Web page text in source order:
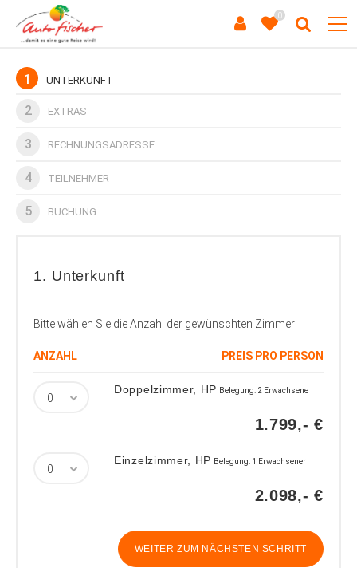
0
1 UNTERKUNFT
2 EXTRAS
3 RECHNUNGSADRESSE
4 TEILNEHMER
5 BUCHUNG
1. Unterkunft
Bitte wählen Sie die Anzahl der gewünschten Zimmer:
ANZAHL PREIS PRO PERSON
Doppelzimmer, HP Belegung: 2 Erwachsene
1.799,- €
Einzelzimmer, HP Belegung: 1 Erwachsener
2.098,- €
WEITER ZUM NÄCHSTEN SCHRITT